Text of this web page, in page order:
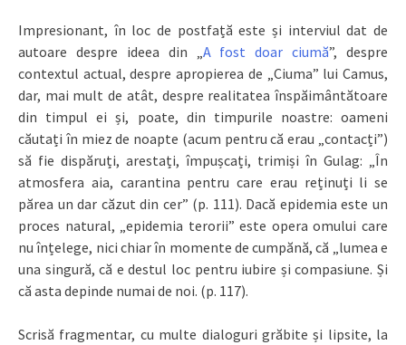
Impresionant, în loc de postfață este și interviul dat de
autoare despre ideea din „ A fost doar ciumă”, despre
contextul actual, despre apropierea de „Ciuma” lui Camus,
dar, mai mult de atât, despre realitatea înspăimântătoare
din timpul ei și, poate, din timpurile noastre: oameni
căutați în miez de noapte (acum pentru că erau „contacți”)
să fie dispăruți, arestați, împușcați, trimiși în Gulag: „În
atmosfera aia, carantina pentru care erau reținuți li se
părea un dar căzut din cer” (p. 111). Dacă epidemia este un
proces natural, „epidemia terorii” este opera omului care
nu înțelege, nici chiar în momente de cumpănă, că „lumea e
una singură, că e destul loc pentru iubire și compasiune. Și
că asta depinde numai de noi. (p. 117).
Scrisă fragmentar, cu multe dialoguri grăbite și lipsite, la